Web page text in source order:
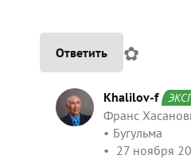
Ответить ✿
Khalilov-f
Франс
Бугульма
27 ноября